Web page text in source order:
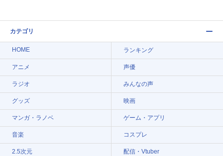
カテゴリ
HOME ランキング
アニメ 声優
ラジオ みんなの声
グッズ 映画
マンガ・ラノベ ゲーム・アプリ
音楽 コスプレ
2.5次元 配信・Vtuber